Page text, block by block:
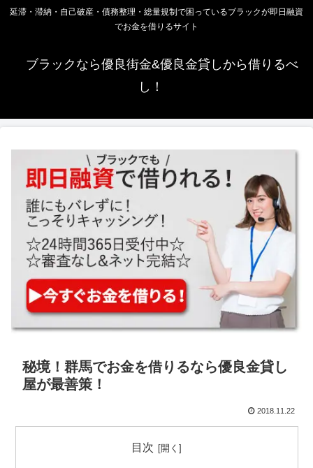
延滞・滞納・自己破産・債務整理・総量規制で困っているブラックが即日融資
でお金を借りるサイト
ブラックなら優良街金&優良金貸しから借りるべ
し！
秘境！群馬でお金を借りるなら優良金貸し
屋が最善策！
2018.11.22
目次